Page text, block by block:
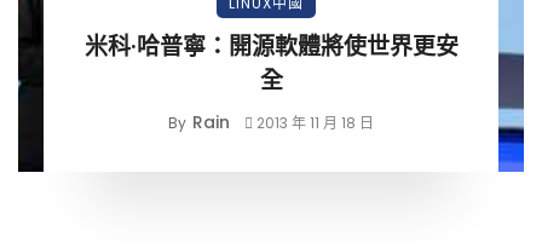
米科·哈普寧：開源軟體將使世界更安
全
By Rain 2013 年 11 月 18 日